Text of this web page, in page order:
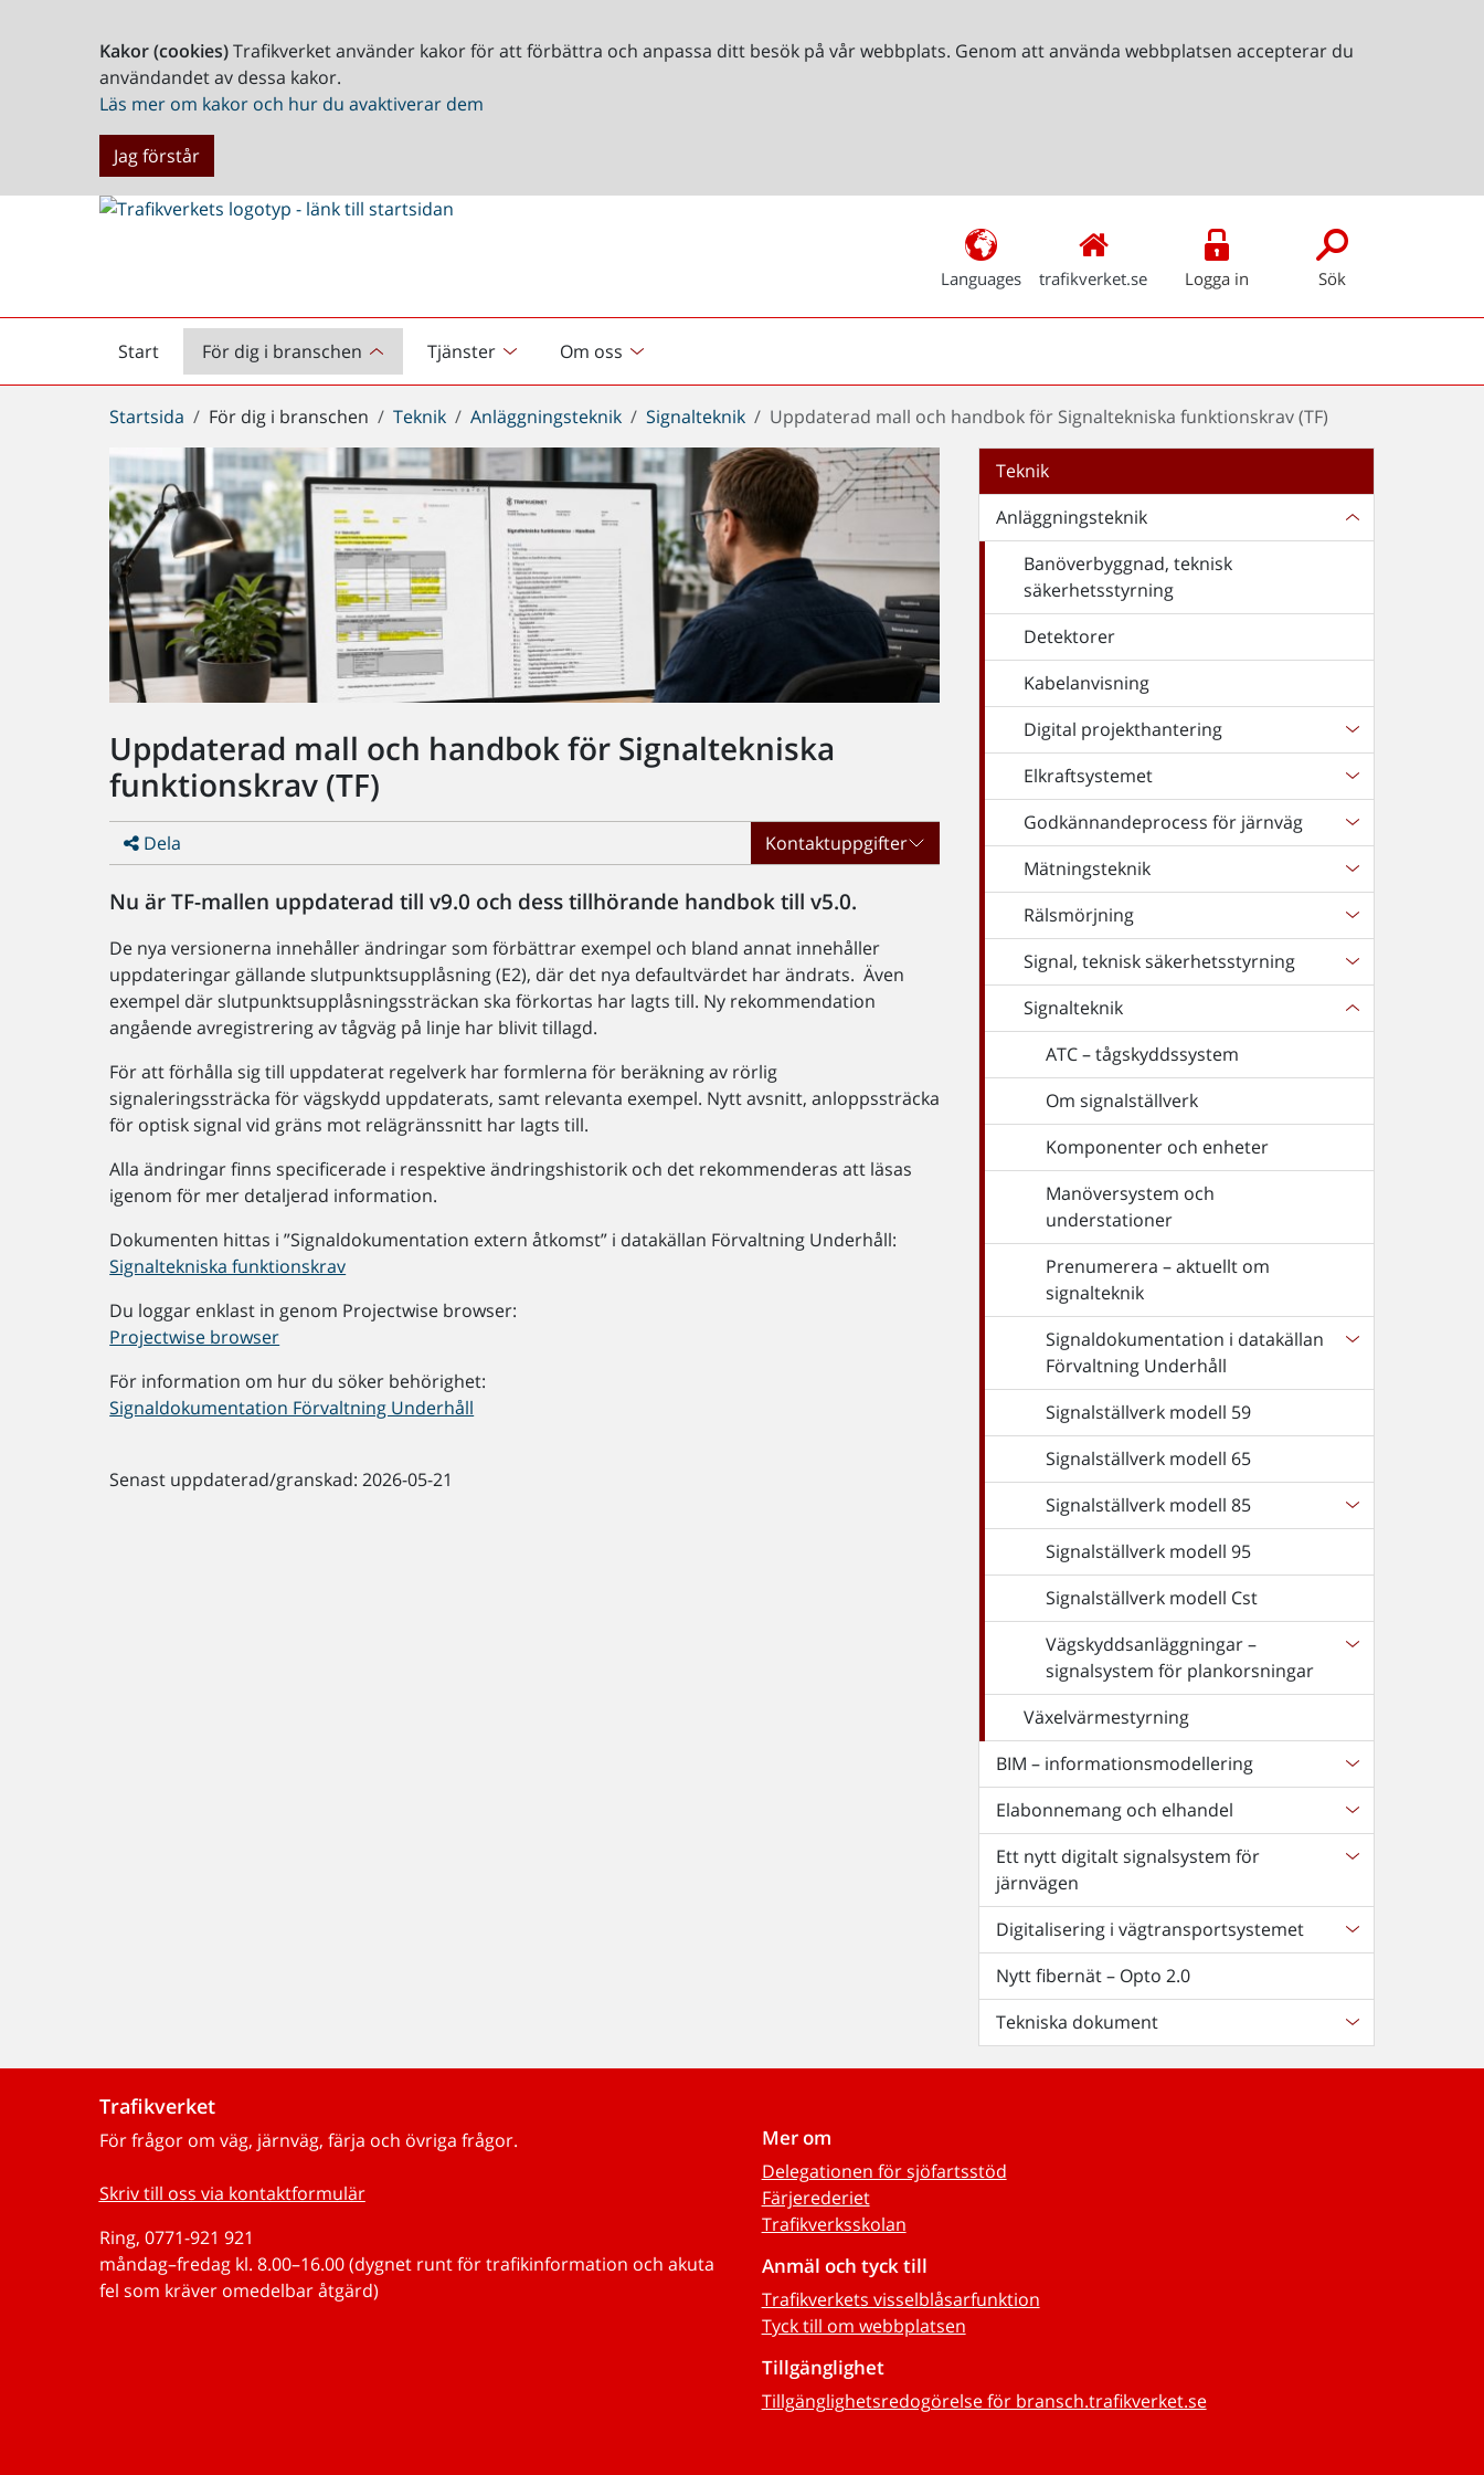
Kakor (cookies)Trafikverket använder kakor för att förbättra och anpassa ditt besök på vår webbplats. Genom att använda webbplatsen accepterar du
användandet av dessa kakor.
Läs mer om kakor och hur du avaktiverar dem
Jag förstår
Languages trafikverket.se Logga in Sök
Start
Startsida För dig i branschen Tjänster Om oss
Du
Startsida För dig i branschen Teknik Anläggningsteknik Signalteknik Uppdaterad mall och handbok för Signaltekniska funktionskrav (TF)
Uppdaterad mall och handbok för Signaltekniska
funktionskrav (TF)
Dela Kontaktuppgifter
Nu är TF-mallen uppdaterad till v9.0 och dess tillhörande handbok till v5.0.
De nya versionerna innehåller ändringar som förbättrar exempel och bland annat innehåller
uppdateringar gällande slutpunktsupplåsning (E2), där det nya defaultvärdet har ändrats. Även
exempel där slutpunktsupplåsningssträckan ska förkortas har lagts till. Ny rekommendation
angående avregistrering av tågväg på linje har blivit tillagd.
För att förhålla sig till uppdaterat regelverk har formlerna för beräkning av rörlig
signaleringssträcka för vägskydd uppdaterats, samt relevanta exempel. Nytt avsnitt, anloppssträcka
för optisk signal vid gräns mot relägränssnitt har lagts till.
Alla ändringar finns specificerade i respektive ändringshistorik och det rekommenderas att läsas
igenom för mer detaljerad information.
Dokumenten hittas i ”Signaldokumentation extern åtkomst” i datakällan Förvaltning Underhåll:
Signaltekniska funktionskrav
Du loggar enklast in genom Projectwise browser:
Projectwise browser
För information om hur du söker behörighet:
Signaldokumentation Förvaltning Underhåll
Senast uppdaterad/granskad: 2026-05-21
Teknik
Anläggningsteknik
Banöverbyggnad, teknisk
säkerhetsstyrning
Detektorer
Kabelanvisning
Digital projekthantering
Elkraftsystemet
Godkännandeprocess för järnväg
Mätningsteknik
Rälsmörjning
Signal, teknisk säkerhetsstyrning
Signalteknik
ATC – tågskyddssystem
Om signalställverk
Komponenter och enheter
Manöversystem och
understationer
Prenumerera – aktuellt om
signalteknik
Signaldokumentation i datakällan
Förvaltning Underhåll
Signalställverk modell 59
Signalställverk modell 65
Signalställverk modell 85
Signalställverk modell 95
Signalställverk modell Cst
Vägskyddsanläggningar –
signalsystem för plankorsningar
Växelvärmestyrning
BIM – informationsmodellering
Elabonnemang och elhandel
Ett nytt digitalt signalsystem för
järnvägen
Digitalisering i vägtransportsystemet
Nytt fibernät – Opto 2.0
Tekniska dokument
Trafikverket
För frågor om väg, järnväg, färja och övriga frågor.
Skriv till oss via kontaktformulär
Ring, 0771-921 921
måndag–fredag kl. 8.00–16.00 (dygnet runt för trafikinformation och akuta
fel som kräver omedelbar åtgärd)
Mer om
Delegationen för sjöfartsstöd
Färjerederiet
Trafikverksskolan
Anmäl och tyck till
Trafikverkets visselblåsarfunktion
Tyck till om webbplatsen
Tillgänglighet
Tillgänglighetsredogörelse för bransch.trafikverket.se